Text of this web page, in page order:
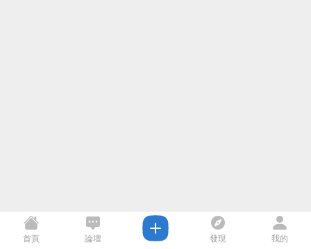
首頁 論壇 發現 我的